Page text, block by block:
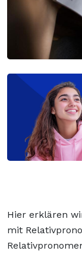
Hier erklären
mit